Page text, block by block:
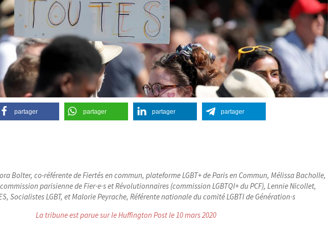
partager partager partager partager
Bolter, co-​référente de Fiertés en commun, plateforme LGBT+ de Paris en Commun, Mélissa Bacholle,
parisienne de Fier·e·s et Révolutionnaires (commission LGBTQI+ du PCF), Lennie Nicollet,
Socialistes LGBT, et Malorie Peyrache, Référente nationale du comité LGBTI de Génération·s
La tribune est parue sur le Huffington Post le 10 mars 2020